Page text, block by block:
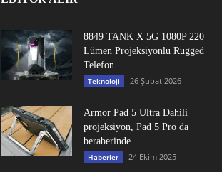
8849 TANK X 5G 1080P 220
Lümen Projeksiyonlu Rugged
Telefon
Teknoloji 26 Şubat 2026
Armor Pad 5 Ultra Dahili
projeksiyon, Pad 5 Pro da
beraberinde...
Haberler 24 Ekim 2025